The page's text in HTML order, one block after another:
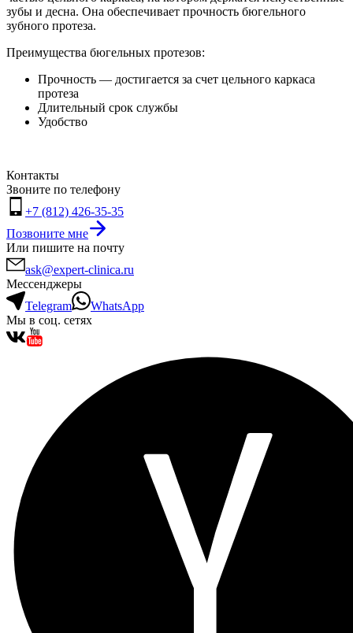
зубы и десна. Она обеспечивает прочность бюгельного
зубного протеза.
Преимущества бюгельных протезов:
Прочность — достигается за счет цельного каркаса
протеза
Длительный срок службы
Удобство
Контакты
Звоните по телефону
+7 (812) 426-35-35
Позвоните мне
Или пишите на почту
ask@expert-clinica.ru
Мессенджеры
Telegram
WhatsApp
Мы в соц. сетях